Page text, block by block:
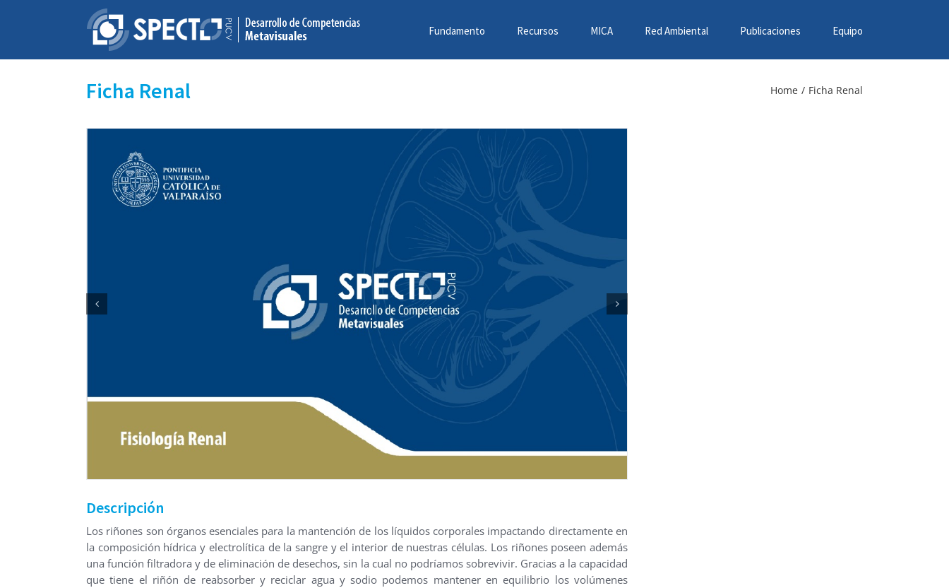
Fundamento Recursos MICA Red Ambiental Publicaciones Equipo
Ficha Renal Home / Ficha Renal
Descripción
Los riñones son órganos esenciales para la mantención de los líquidos corporales impactando directamente en
la composición hídrica y electrolítica de la sangre y el interior de nuestras células. Los riñones poseen además
una función filtradora y de eliminación de desechos, sin la cual no podríamos sobrevivir. Gracias a la capacidad
que tiene el riñón de reabsorber y reciclar agua y sodio podemos mantener en equilibrio los volúmenes